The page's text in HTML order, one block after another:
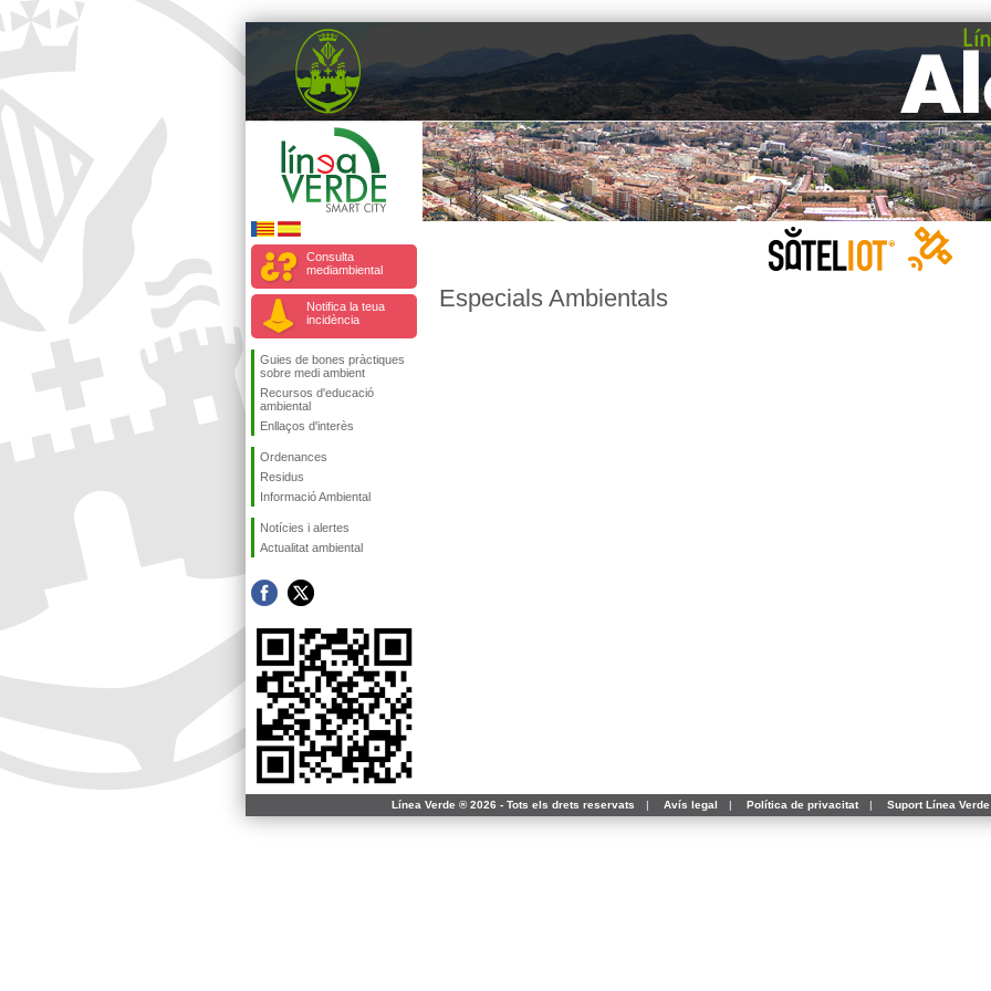
Consulta
mediambiental
Notifica la teua
incidència
Guies de bones pràctiques
sobre medi ambient
Recursos d'educació
ambiental
Enllaços d'interès
Ordenances
Residus
Informació Ambiental
Notícies i alertes
Actualitat ambiental
Especials Ambientals
Línea Verde ® 2026 - Tots els drets reservats | Avís legal | Política de privacitat | Suport Línea Verde